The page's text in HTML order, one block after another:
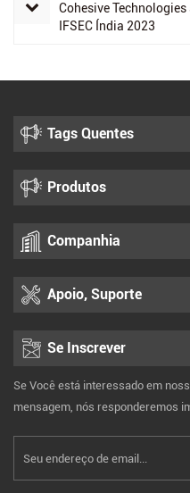
Cohesive
IFSEC Índia 2023
Tags Quentes
Produtos
Companhia
Apoio, Suporte
Se Inscrever
Se Você está interessado em
mensagem, nós responderemos